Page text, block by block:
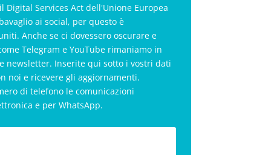
Digital Services Act dell'Unione Europea
ai social, per questo è
Anche se ci dovessero oscurare e
Telegram e YouTube rimaniamo in
newsletter. Inserite qui sotto i vostri dati
noi e ricevere gli aggiornamenti.
di telefono le comunicazioni
e per WhatsApp.